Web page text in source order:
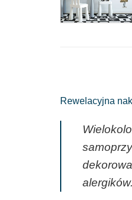
Rewelacyjna
alergików.